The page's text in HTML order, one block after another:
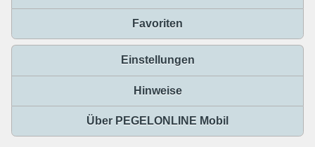
Favoriten
Einstellungen
Hinweise
Über PEGELONLINE Mobil